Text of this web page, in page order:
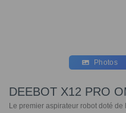
Photos
DEEBOT X12 PRO
Le premier aspirateur robot doté